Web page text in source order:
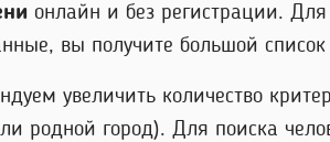
онлайн и без регистрации.
вы получите большой список
увеличить количество
родной город). Для поиска